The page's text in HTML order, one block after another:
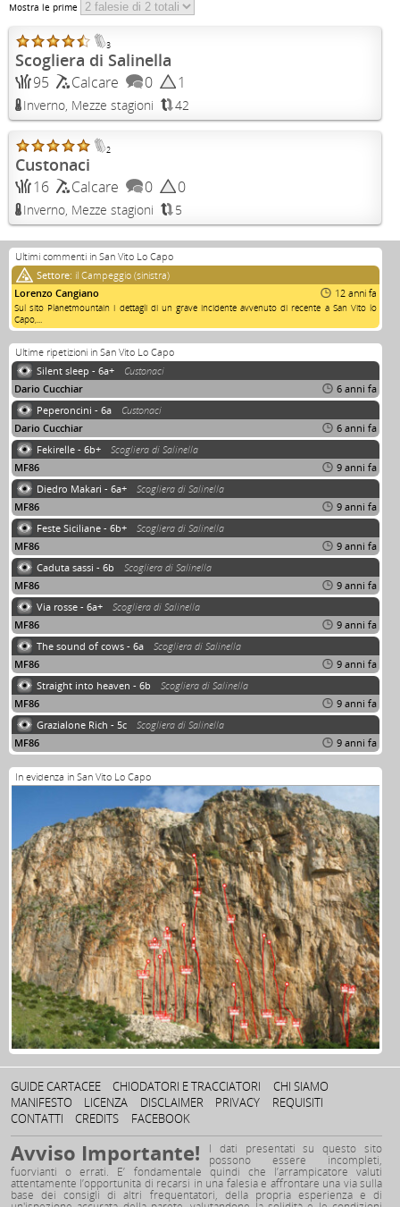
Mostra le prime
3
Scogliera di Salinella
95 Calcare 0 1
Inverno, Mezze stagioni 42
2
Custonaci
16 Calcare 0 0
Inverno, Mezze stagioni 5
Ultimi commenti in San Vito Lo Capo
Settore: il Campeggio (sinistra)
Lorenzo Cangiano
12 anni fa
Sul sito Planetmountain i dettagli di un grave incidente avvenuto di recente a San Vito lo
Capo,...
Ultime ripetizioni in San Vito Lo Capo
Silent sleep - 6a+
Custonaci
Dario Cucchiar
6 anni fa
Peperoncini - 6a
Custonaci
Dario Cucchiar
6 anni fa
Fekirelle - 6b+
Scogliera di Salinella
MF86
9 anni fa
Diedro Makari - 6a+
Scogliera di Salinella
MF86
9 anni fa
Feste Siciliane - 6b+
Scogliera di Salinella
MF86
9 anni fa
Caduta sassi - 6b
Scogliera di Salinella
MF86
9 anni fa
Via rosse - 6a+
Scogliera di Salinella
MF86
9 anni fa
The sound of cows - 6a
Scogliera di Salinella
MF86
9 anni fa
Straight into heaven - 6b
Scogliera di Salinella
MF86
9 anni fa
Grazialone Rich - 5c
Scogliera di Salinella
MF86
9 anni fa
In evidenza in San Vito Lo Capo
GUIDE CARTACEE CHIODATORI E TRACCIATORI
CHI SIAMO
MANIFESTO
LICENZA DISCLAIMER PRIVACY
REQUISITI
CONTATTI
CREDITS FACEBOOK
Avviso Importante! I dati presentati su questo sito
possono essere incompleti,
fuorvianti o errati. E’ fondamentale quindi che l’arrampicatore valuti
attentamente l’opportunità di recarsi in una falesia e affrontare una via sulla
base dei consigli di altri frequentatori, della propria esperienza e di